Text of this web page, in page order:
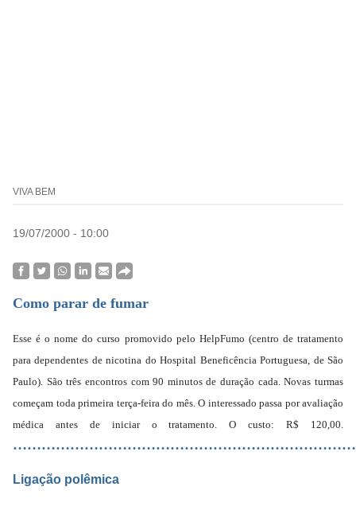
VIVA BEM
19/07/2000 - 10:00
Como parar de fumar
Esse é o nome do curso promovido pelo HelpFumo (centro de tratamento
para dependentes de nicotina do Hospital Beneficência Portuguesa, de São
Paulo). São três encontros com 90 minutos de duração cada. Novas turmas
começam toda primeira terça-feira do mês. O interessado passa por avaliação
médica antes de iniciar o tratamento. O custo: R$ 120,00.
Ligação polêmica